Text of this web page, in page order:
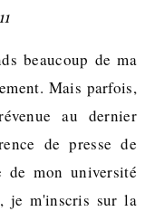
Mais parfois,
au dernier
de presse de
mon université
je m'inscris sur la